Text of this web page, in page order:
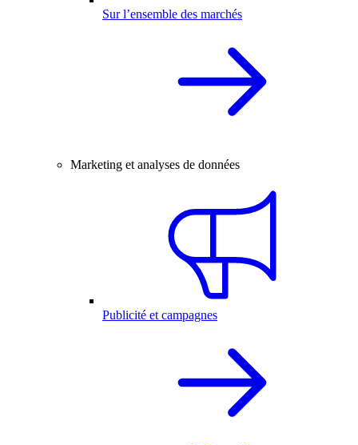
Sur l’ensemble des marchés
Marketing et analyses de données
Publicité et campagnes